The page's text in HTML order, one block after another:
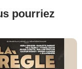
pourriez